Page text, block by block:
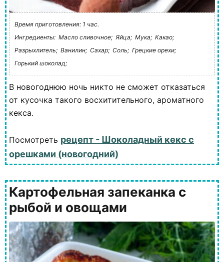
Время приготовления: 1 час.
Ингредиенты: Масло сливочное; Яйца; Мука; Какао;
Разрыхлитель; Ванилин; Сахар; Соль; Грецкие орехи;
Горький шоколад;
В новогоднюю ночь никто не сможет отказаться
от кусочка такого восхитительного, ароматного
кекса.
Посмотреть рецепт - Шоколадный кекс с
орешками (новогодний)
Картофельная запеканка с
рыбой и овощами